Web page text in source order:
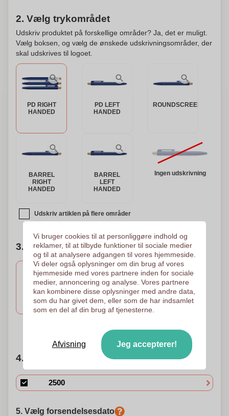
2. Vælg trykområdet
Udskriv produktet på forskellige områder? Ja, det er muligt.
Vælg boksen, og vælg de ønskede udskrivningsområder, der
skal udskrives til logoet.
PD RIGHT
HANDED
PD LEFT
HANDED
ROUNDSCREEN
BARREL
RIGHT
HANDED
BARREL
LEFT
HANDED
Ingen udskrivning
Udskriv artiklen på flere områder
3. Antal farver i logoet
Quadrichromia -
Processen
Digital tryk
75 x 6 mm
Hjælp mig med at vælge
4. Vælg mængden
5. Vælg forsendelsesdato
Vi bruger cookies til at personliggøre indhold og
reklamer, til at tilbyde funktioner til sociale medier
og til at analysere adgangen til vores hjemmeside.
Vi deler også oplysninger om din brug af vores
hjemmeside med vores partnere inden for sociale
medier, annoncering og analyse. Vores partnere
kan kombinere disse oplysninger med andre data,
som du har givet dem, eller som de har indsamlet
som en del af din brug af tjenesterne.
Afvisning Jeg accepterer!